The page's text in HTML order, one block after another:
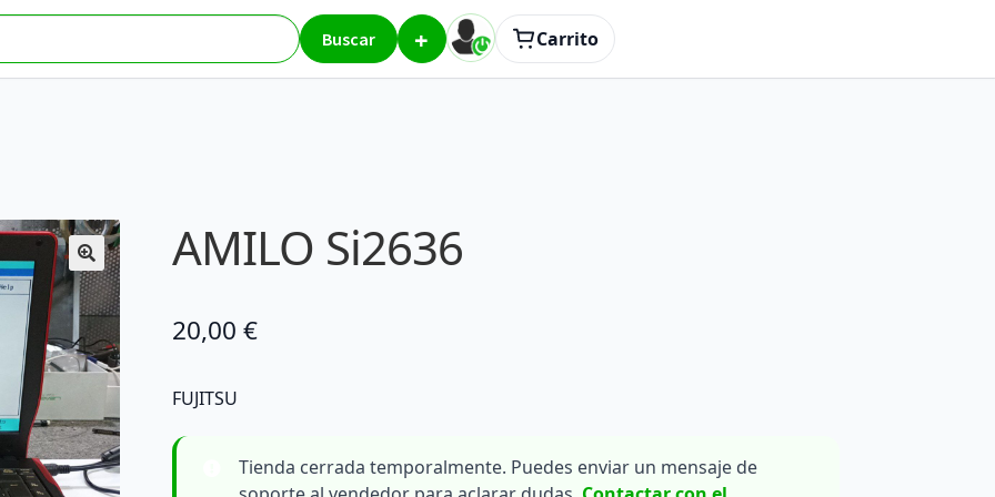
Buscar + Carrito
AMILO Si2636
20,00 €
FUJITSU
Tienda cerrada temporalmente. Puedes enviar un mensaje de